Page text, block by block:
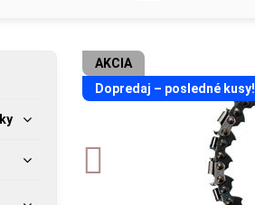
AKCIA
Dopredaj – posledné kusy!